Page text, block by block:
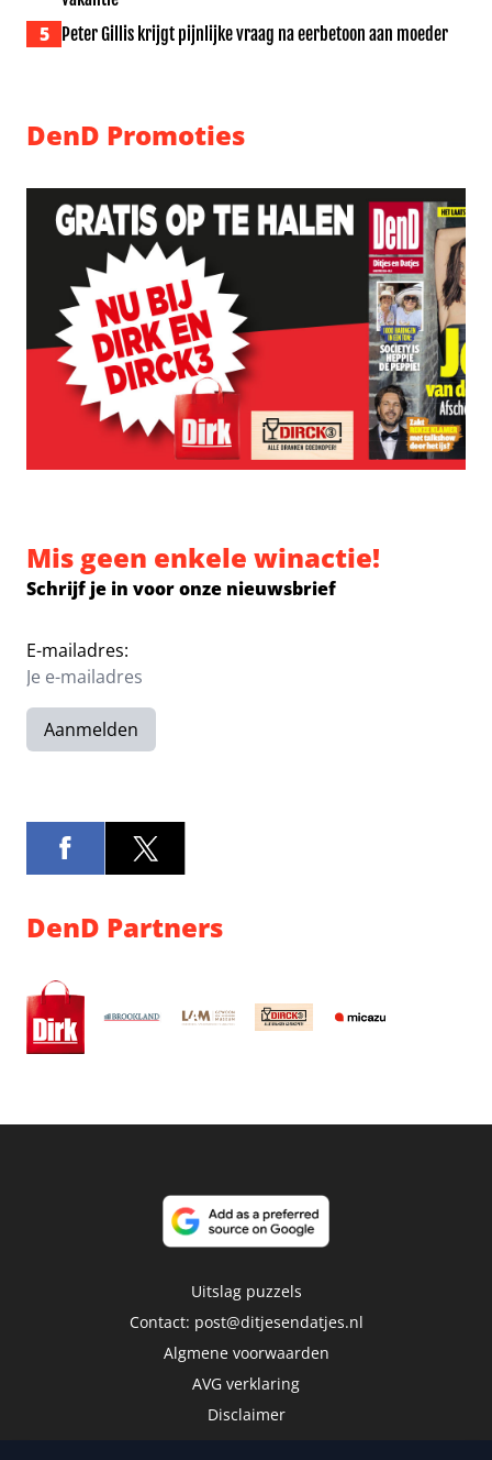
5 Peter Gillis krijgt pijnlijke vraag na eerbetoon aan moeder
DenD Promoties
Mis geen enkele winactie!
Schrijf je in voor onze nieuwsbrief
E-mailadres:
Aanmelden
DenD Partners
Uitslag puzzels
Contact: post@ditjesendatjes.nl
Algmene voorwaarden
AVG verklaring
Disclaimer